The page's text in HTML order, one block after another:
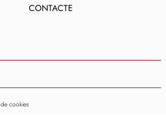
CONTACTE
cookies